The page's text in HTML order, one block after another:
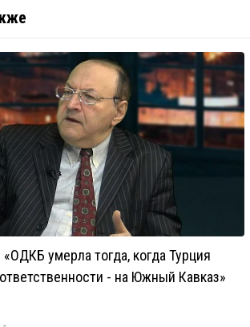
умерла тогда, когда Турция
- на Южный Кавказ»